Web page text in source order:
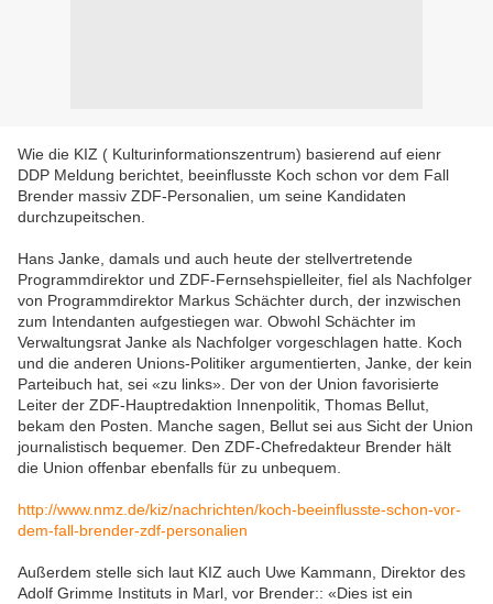
Wie die KIZ ( Kulturinformationszentrum) basierend auf eienr
DDP Meldung berichtet, beeinflusste Koch schon vor dem Fall
Brender massiv ZDF-Personalien, um seine Kandidaten
durchzupeitschen.
Hans Janke, damals und auch heute der stellvertretende
Programmdirektor und ZDF-Fernsehspielleiter, fiel als Nachfolger
von Programmdirektor Markus Schächter durch, der inzwischen
zum Intendanten aufgestiegen war. Obwohl Schächter im
Verwaltungsrat Janke als Nachfolger vorgeschlagen hatte. Koch
und die anderen Unions-Politiker argumentierten, Janke, der kein
Parteibuch hat, sei «zu links». Der von der Union favorisierte
Leiter der ZDF-Hauptredaktion Innenpolitik, Thomas Bellut,
bekam den Posten. Manche sagen, Bellut sei aus Sicht der Union
journalistisch bequemer. Den ZDF-Chefredakteur Brender hält
die Union offenbar ebenfalls für zu unbequem.
http://www.nmz.de/kiz/nachrichten/koch-beeinflusste-schon-vor-
dem-fall-brender-zdf-personalien
Außerdem stelle sich laut KIZ auch Uwe Kammann, Direktor des
Adolf Grimme Instituts in Marl, vor Brender:: «Dies ist ein